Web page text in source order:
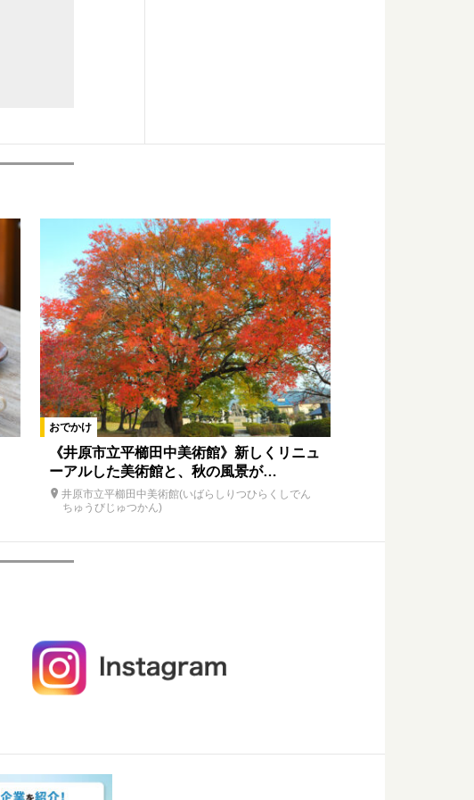
おでかけ
《井原市立平櫛田中美術館》新しくリニュ
ーアルした美術館と、秋の風景が…
井原市立平櫛田中美術館(いばらしりつひらくしでん
ちゅうびじゅつかん)